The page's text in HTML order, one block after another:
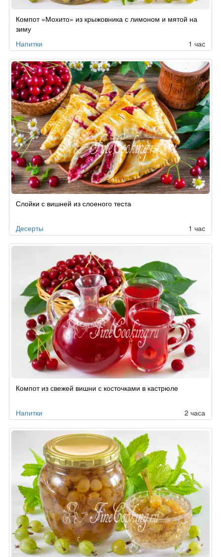
Компот «Мохито» из крыжовника с лимоном и мятой на
зиму
Напитки
1 час
Слойки с вишней из слоеного теста
Десерты 1 час
Компот из свежей вишни с косточками в кастрюле
Напитки 2 часа